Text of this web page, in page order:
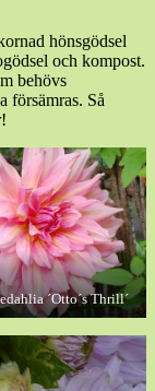
hönsgödsel
och kompost.
behövs
försämras. Så
´Otto´s Thrill´